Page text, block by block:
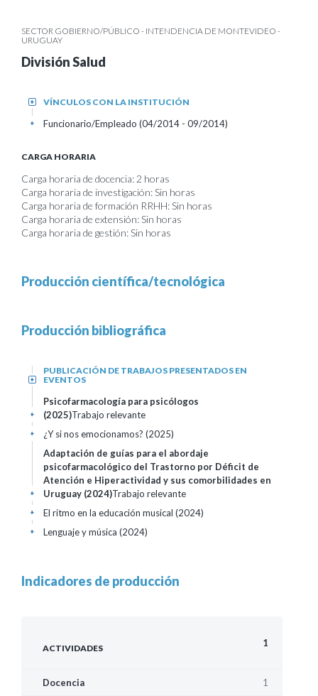
SECTOR GOBIERNO/PÚBLICO - INTENDENCIA DE MONTEVIDEO -
URUGUAY
División Salud
VÍNCULOS CON LA INSTITUCIÓN
+
Funcionario/Empleado (04/2014 - 09/2014)
+
CARGA HORARIA
Carga horaria de docencia: 2 horas
Carga horaria de investigación: Sin horas
Carga horaria de formación RRHH: Sin horas
Carga horaria de extensión: Sin horas
Carga horaria de gestión: Sin horas
Producción científica/tecnológica
Producción bibliográfica
PUBLICACIÓN DE TRABAJOS PRESENTADOS EN
EVENTOS
+
Psicofarmacología para psicólogos
(2025)Trabajo relevante
+
¿Y si nos emocionamos? (2025)
+
Adaptación de guías para el abordaje
psicofarmacológico del Trastorno por Déficit de
Atención e Hiperactividad y sus comorbilidades en
Uruguay (2024)Trabajo relevante
+
El ritmo en la educación musical (2024)
+
Lenguaje y música (2024)
+
Indicadores de producción
ACTIVIDADES 1
Docencia 1